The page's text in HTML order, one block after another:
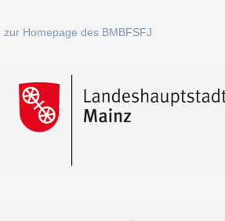
zur Homepage des BMBFSFJ